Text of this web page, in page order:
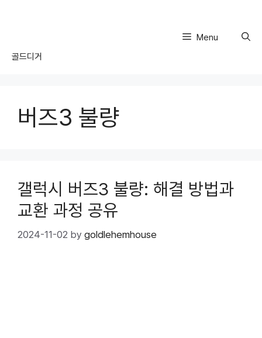
골드디거
Menu
버즈3 불량
갤럭시 버즈3 불량: 해결 방법과
교환 과정 공유
2024-11-02 by goldlehemhouse